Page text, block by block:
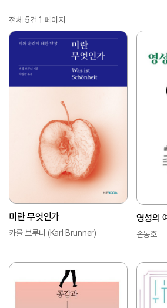
전체 5건 1 페이지
미란 무엇인가
카를 브루너 (Karl Brunner)
영성의
손동호